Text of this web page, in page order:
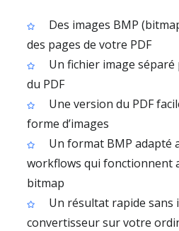
Des images BMP
des pages de votre PDF
Un fichier image
du PDF
Une version du PDF
forme d’images
Un format BMP adapté
workflows qui fonctionnent
bitmap
Un résultat rapide sans
convertisseur sur votre